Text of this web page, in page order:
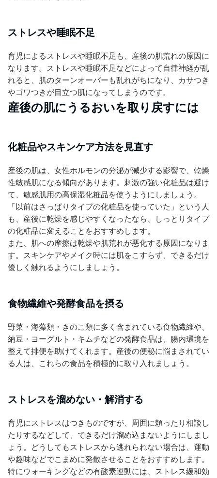
ストレスや睡眠不足
育児によるストレスや睡眠不足も、産後の肌荒れの原因に
なります。ストレスや睡眠不足などによって自律神経が乱
れると、肌のターンオーバーも乱れがちになり、カサつき
やゴワつきが目立つ肌になってしまうのです。
産後の肌にうるおいを取り戻すには
化粧品やスキンケア方法を見直す
産後の肌は、女性ホルモンの分泌が減少する影響で、乾燥
性敏感肌になる傾向があります。刺激の強い化粧品は避け
て、敏感肌用の高保湿化粧品を使うようにしましょう。
「以前はさっぱりタイプの化粧品を使っていた」という人
も、産後に乾燥を感じやすくなったなら、しっとりタイプ
の化粧品に変えることをおすすめします。
また、肌への摩擦は乾燥や肌荒れが悪化する原因になりま
す。スキンケアやメイク時には肌をこすらず、できるだけ
優しく触れるようにしましょう。
食物繊維や発酵食品を摂る
野菜・海藻類・きのこ類に多く含まれている食物繊維や、
納豆・ヨーグルト・キムチなどの発酵食品は、腸内環境を
整えて排便を助けてくれます。産後の便秘に悩まされてい
る人は、これらの食品を積極的に取り入れましょう。
ストレスを溜めない・解消する
育児にストレスはつきものですが、周囲に頼ったり相談し
たりするなどして、できるだけ溜め込まないようにしまし
ょう。どうしてもストレスから逃れられない場合は、運動
や趣味などでこまめに発散させることをおすすめします。
特にウォーキングなどの有酸素運動には、ストレス緩和効